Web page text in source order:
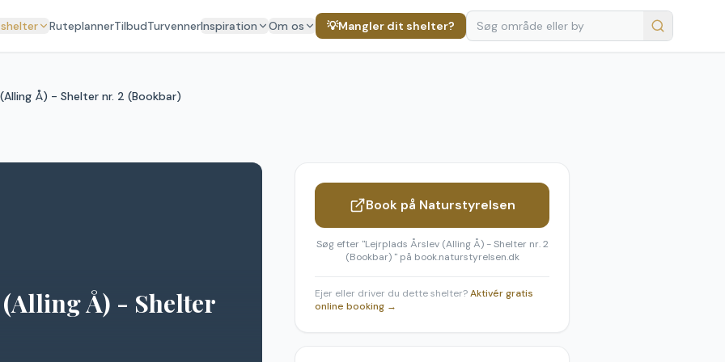
RuteplannerTilbudTurvennerInspiration Om os 💡Mangler dit shelter?
Å) - Shelter nr. 2 (Bookbar)
Å) - Shelter
Book på Naturstyrelsen
Søg efter "Lejrplads Årslev (Alling Å) - Shelter nr. 2
(Bookbar) " på book.naturstyrelsen.dk
Ejer eller driver du dette shelter?Aktivér gratis
online booking →